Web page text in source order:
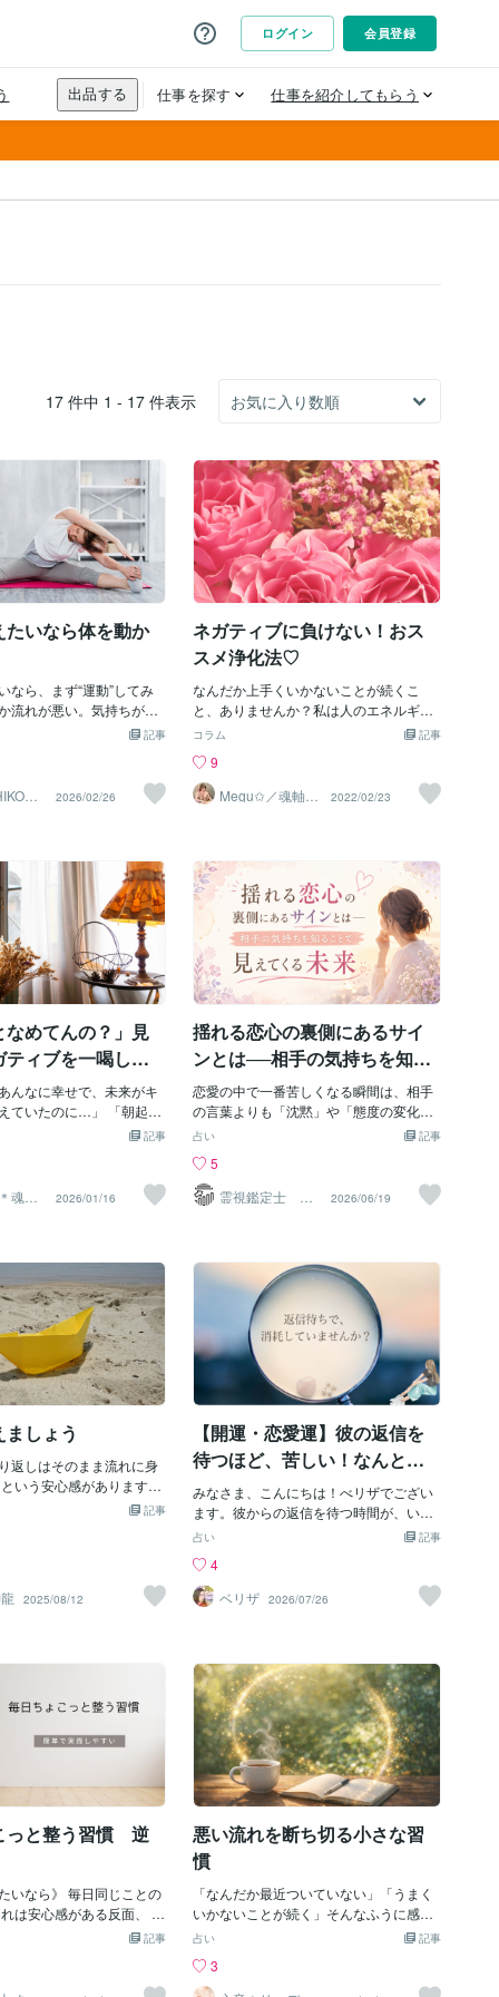
17 件中 1 - 17 件表示
たいなら体を動か
なら、まず“運動”してみ
流れが悪い。気持ちが重
ない。そんなときこそ、
て「運動」です。もちろ
ーニングをしろという話
。大事なのは「頑張るこ
ちが落ちているとき、多
が止まっています。同じ
、同じ場所にとどまり、
返している。体を動かす
り、呼吸が変わり、視界
すると不思議なことに、
動き始めます。運が悪い
流れ”が止まっているだけ
くあります。頑張らなく
・5分だけ外を歩く・エレ
く階段を使う・寝る前に
をする・掃除を10分だけ
好きな音楽をかけて体を
いで十分です。大切なの
動すると自己肯定感が上
と、「今日も何もできな
感覚が減ります。たとえ
呼び、流れを呼び、出会
引き寄せていきます。運
るものではありません。
ろに、あとから乗ってく
ずは今日、3分でいい完璧
いい。習慣にしなくても
でもいい。でも、今日だ
かしてみてください。止
は、小さな一歩で静かに
記事
】
定士
2026/02/26
ネガティブに負けない！おス
スメ浄化法♡
なんだか上手くいかないことが続くこ
と、ありませんか？私は人のエネルギー
を受けやすいので、日常的に人混みを避
づかないようにしたりしていますが、い
くら気を付けていたとしても、エネルギ
ーを奪うもの（エネルギー泥棒）を完璧
リーディングを通してエネルギーを消耗
したり、他にもいろいろなことでエネル
ギーって下がっていくのですね。エネル
ギーが下がるとどうなるか、というと、
体調を崩すのはもちろんですが、何をや
っても上手くいかないことが多いです。
（私の経験ですが。。）そう、負のルー
プですね。溜めて溜めて・・・となる
と、浄化もとっても時間がかかるので、
セージやお香、クリスタルチューナーで
は追い付かない💦なので、今日はエネル
ギーを使いすぎたなって時はもちろんで
すが、日ごろからエプソムソルトをお風
呂に入れています。スプーン5杯が面倒な
プーン5杯だった✨）で入れております(^
^)浄化にも良いですが、肌にもとても良
くて、敏感肌ですが蕁麻疹なども出なく
されてくださいね。ルームスプレーやキ
ャンドル、お香、お風呂など、空間も、
自分もスッキリ✨して鑑定を終えており
ます。もちろん、鑑定前も空間浄化を忘
れずに。みなさんも、自分に合った浄化
法を試してみてくださいね♡
記事
コラム
9
Megu✩／魂軸に
目覚め、開花さ
2022/02/23
なめてんの？」見
ティブを一喝して
方法
んなに幸せで、未来がキ
ていたのに…」 「朝起き
ンと重たい気分に引き戻
んな経験はありません
があった後には、悪いこ
ゃないか…」 そんなふう
入り込む「魔」昨夜、私
れた気持ちで、「未来は
ワクワクしながら眠りに
かし、今朝のことです。
いく途中、カーステレオ
YouTubeが、たまたま心
ような内容の番組に切り
普段ならすぐに消すの
時はその「モヤモヤする
の波動を落としてしまっ
ると、まさにその直後で
…！」と思わず言いたく
な出来事が実際に起こっ
…。 せっかくの幸せな気
私は一気に嫌な気分にギ
たこれだ。幸せな気分の
降下…」 いつもなら、こ
で一日を引きずっていた
。でも、その時の私は違
んで私がこんな気分にな
いの？」という怒りのよ
心が湧いてきたのです。
い空間に向かって、こう
いいかげんにせーよ！』
め
記事
魂の
＊カ
2026/01/16
揺れる恋心の裏側にあるサイ
ンとは──相手の気持ちを知る
ことで見えてくる未来
恋愛の中で一番苦しくなる瞬間は、相手
の言葉よりも「沈黙」や「態度の変化」
に触れたときかもしれません。優しくさ
り、返信の速さひとつで気持ちが揺れた
りと、心が落ち着かない状態が続いてし
まうこともあります。人は本音をそのま
があります。ただ、それを正確に受け取
るのはとても難しく、誤解や思い込みが
不安を大きくしてしまうことも少なくあ
りません。「自分のことをどう思ってい
るのか知りたい」その気持ちはとても自
然なものです。好きだからこそ確かめた
くなり、安心したいと思うのは当然の流
れです。このような恋の揺らぎは、相手
の心理だけでなく、あなた自身の内側の
状態とも深く関係しています。過去の経
験や思考のクセが影響し、必要以上に不
安を増幅させてしまうこともあります。
だからこそ、表面の出来事だけで判断す
るのではなく、もう一段深い部分にある
には、相手が抱えている葛藤や本当の温
度感、そしてこれから動こうとしている
方向性が隠れていることがあります。気
れど、見えない部分が整理されることで
「今どう動くべきか」が自然と見えてく
る瞬間があります。この鑑定では、相手
の心の奥にある感情の動きや、二人の関
係性の流れを丁寧に読み解きながら、あ
なたが迷いを減らしていけるようサポー
トしています。単に答えを伝えるのでは
なく、今の状況をどう捉えればいいのか
という視点も大切にしています。恋愛は
正解がひとつではないからこそ、選択
記事
占い
5
霊視鑑定士 ツ
キシロ
2026/06/19
しょう
返しはそのまま流れに身
いう安心感がありますが
こりにくい環境といえま
ものを思い描きます。 あ
異なっているでしょう
と異なる情景を見ていた
ん。 どこかで その情景へ
まと違う動きをする とい
はじめて あなたの未来が
いきます。 今日も素敵な
ください。
記事
2025/08/12
【開運・恋愛運】彼の返信を
待つほど、苦しい！なんとか
して！
みなさま、こんにちは！べリザでござい
ます。彼からの返信を待つ時間が、いつ
の間にか一日の中心になってしまう。ス
に期待して、何もなかった時に落ち込ん
でしまう。恋愛相談の中でも、とても多
いお悩みのひとつです。けれども、返信
自身のエネルギーが相手に向きすぎてし
まっている状態があります。それはアゲ
マンの特質とも重なります。返信を待つ
ほど苦しくなる本当の理由好きな人から
の連絡を待つことは、決して悪いことで
はありません。大切な人だからこそ、つ
ながっていたいと思うのは自然な気持ち
です。ただ、「返信が来るかどうか」
「いつ連絡が来るか」ばかりに意識が集
中すると、心の中心が少しずつ相手側へ
移ってしまいます。すると、・自分の時
間を楽しめなくなる・仕事や日常に集中
できなくなる・相手の一つ一つの行動が
気になる・小さな変化に不安を感じると
は、あなたが弱いからではありません。
それだけ相手とのご縁を大切に思ってい
記事
占い
4
ベリザ 2026/07/26
っと整う習慣 逆
いなら》 毎日同じことの
は安心感がある反面、 流
くなることもあります。
つ。 「いつも通り」を少
新しい流れが入りやすく
記事
悪い流れを断ち切る小さな習
慣
「なんだか最近ついていない」「うまく
いかないことが続く」そんなふうに感じ
る時はありませんか？人は誰でも、流れ
いことが続くと「どうして？」と不安に
なりますよね。実は、そんな時はエネル
記事
占い
3